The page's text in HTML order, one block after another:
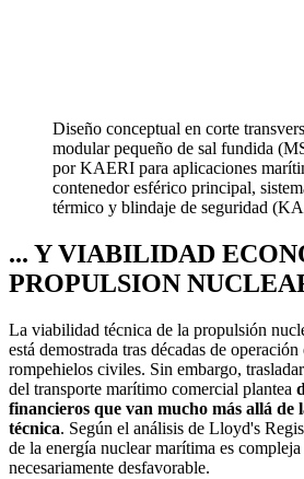
Diseño conceptual en corte
modular pequeño de sal fundida
por KAERI para aplicaciones
contenedor esférico principal,
térmico y blindaje de seguridad
... Y VIABILIDAD
PROPULSION
La viabilidad técnica de la propulsión
está demostrada tras décadas de
rompehielos civiles. Sin embargo,
del transporte marítimo comercial plantea
financieros que van mucho más allá de
técnica. Según el análisis de Lloyd's
de la energía nuclear marítima es
necesariamente desfavorable.